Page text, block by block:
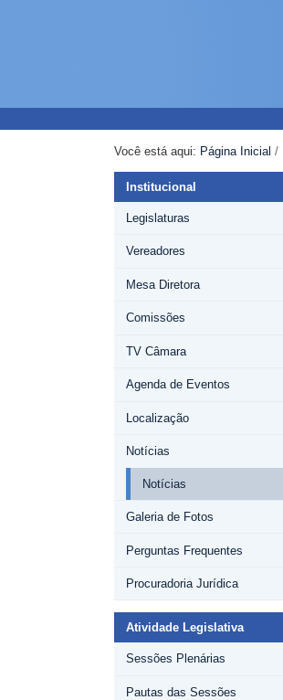
Você está aqui: Página Inicial /
Institucional
Legislaturas
Vereadores
Mesa Diretora
Comissões
TV Câmara
Agenda de Eventos
Localização
Notícias
Notícias
Galeria de Fotos
Perguntas Frequentes
Procuradoria Jurídica
Atividade Legislativa
Sessões Plenárias
Pautas das Sessões